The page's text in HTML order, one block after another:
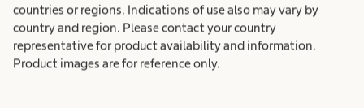
countries or regions. Indications of use also may vary by
country and region. Please contact your country
representative for product availability and information.
Product images are for reference only.
Il fatto che B. Braun possa cambiare è stato dimostrato nel
corso dei suoi oltre 180 anni di storia. Facciamo affidamento
sull'apertura, il coraggio e la flessibilità dei nostri dipendenti.